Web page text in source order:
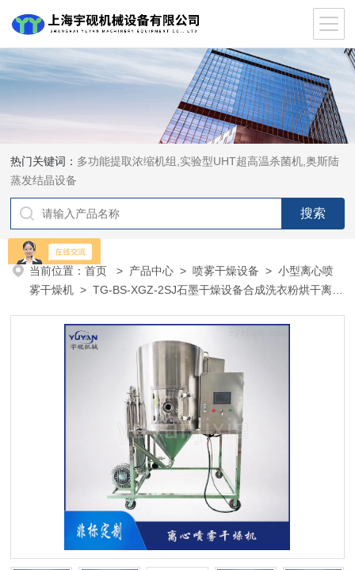
热门关键词： 多功能提取浓缩机组,实验型UHT超高温杀菌机,奥斯陆
蒸发结晶设备
当前位置：首页 > 产品中心 >喷雾干燥设备 >小型离心喷
雾干燥机 > TG-BS-XGZ-2SJ石墨干燥设备合成洗衣粉烘干离心